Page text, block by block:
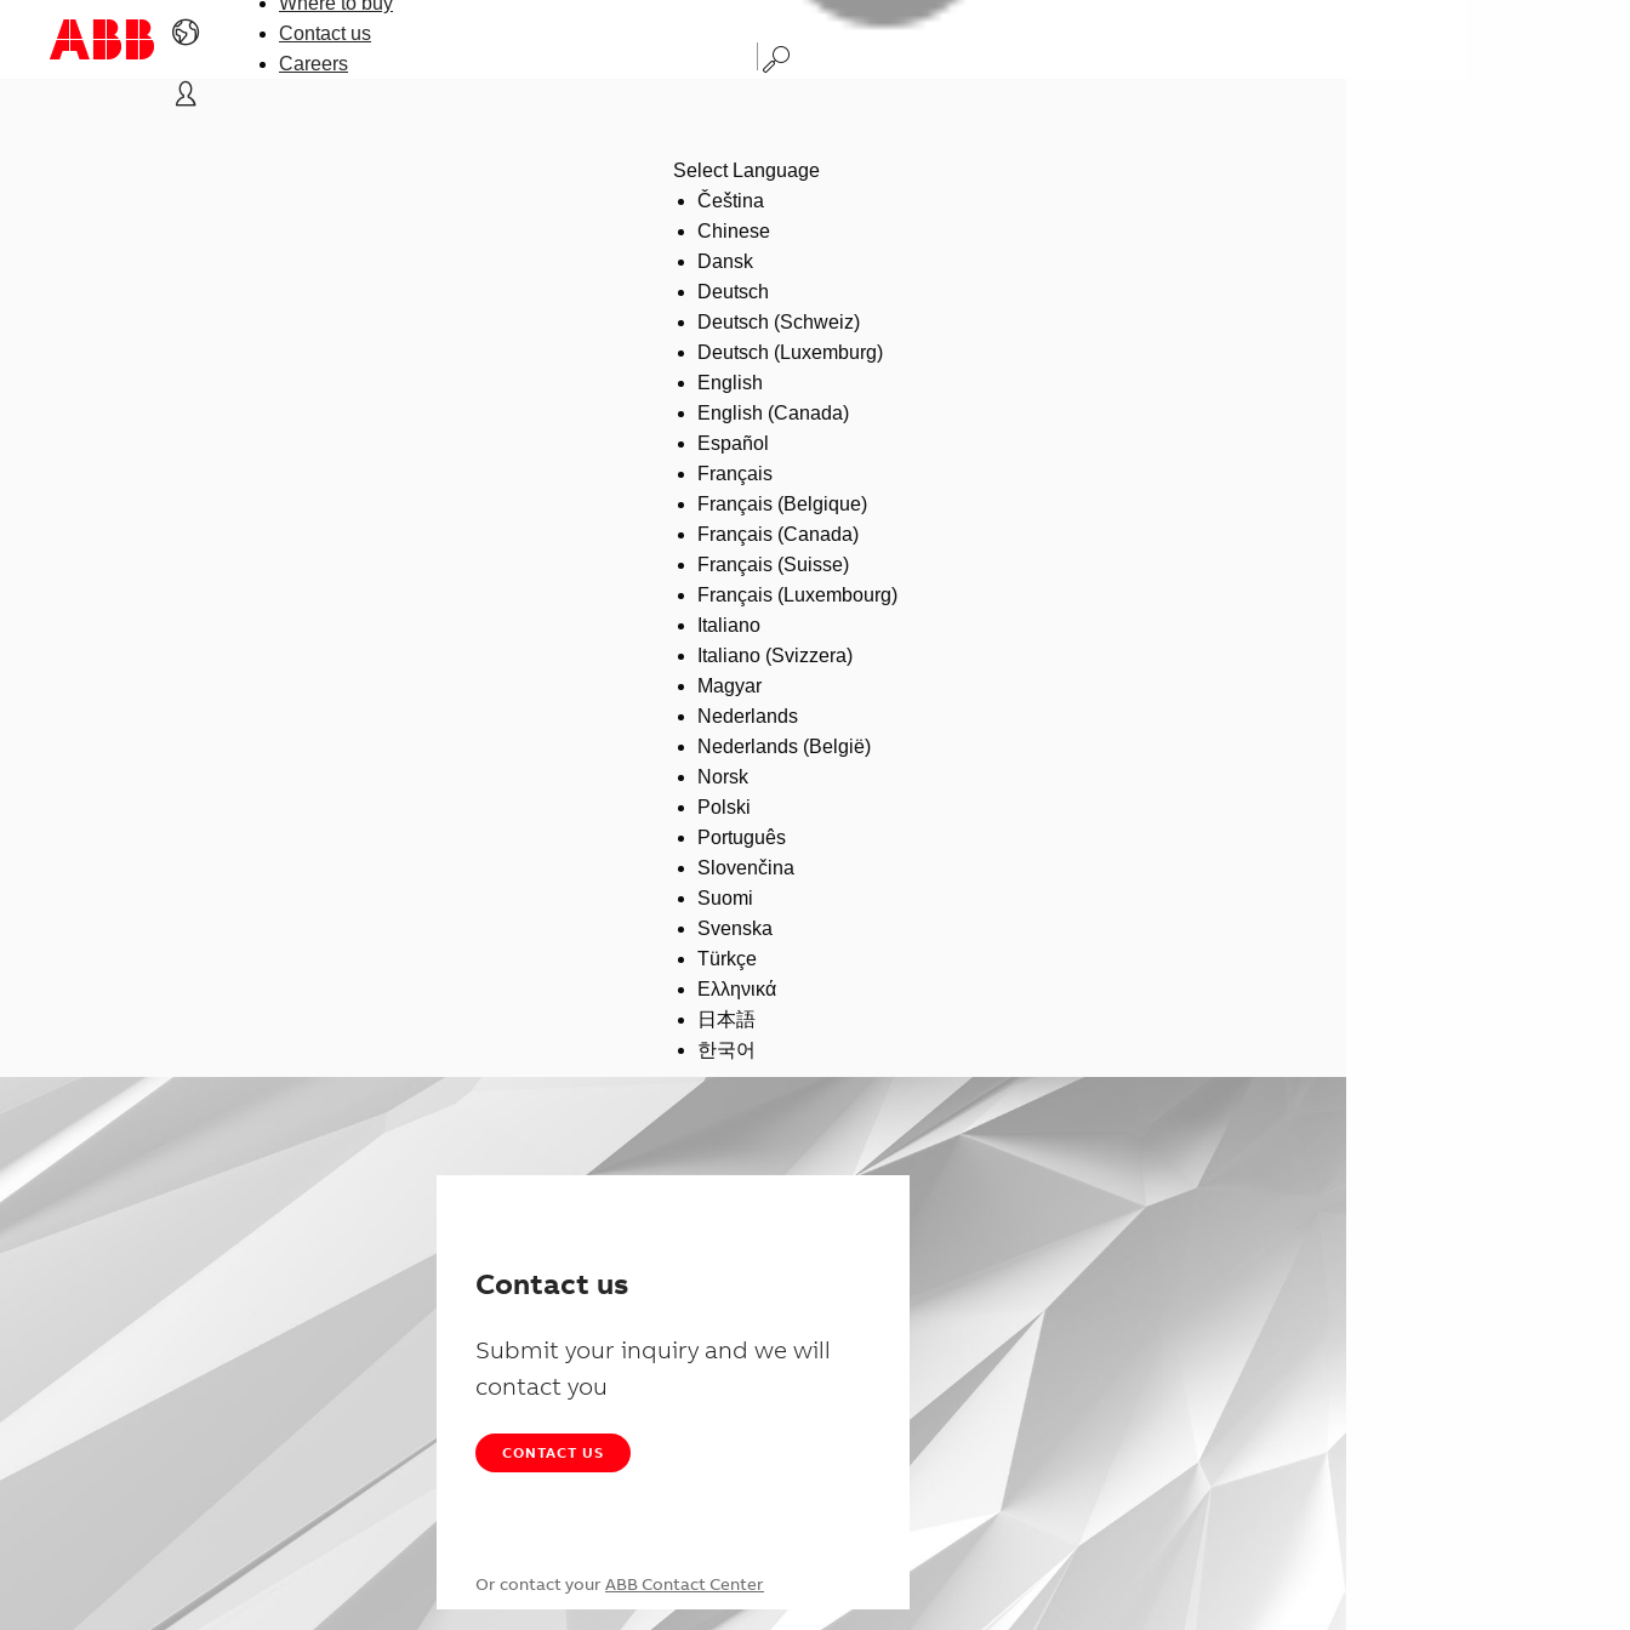
Contact us
Careers
Select Language
Čeština
Chinese
Dansk
Deutsch
Deutsch (Schweiz)
Deutsch (Luxemburg)
English
English (Canada)
Español
Français
Français (Belgique)
Français (Canada)
Français (Suisse)
Français (Luxembourg)
Italiano
Italiano (Svizzera)
Magyar
Nederlands
Nederlands (België)
Norsk
Polski
Português
Slovenčina
Suomi
Svenska
Türkçe
Ελληνικά
日本語
한국어
Contact us
Submit your inquiry and we will
contact you
CONTACT US
Or contact your ABB Contact Center